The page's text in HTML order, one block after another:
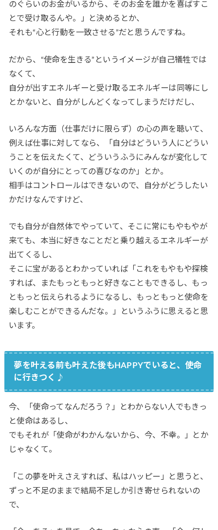
のぐらいのお金がいるから、そのお金を誰かを喜ばすこ
とで受け取るんや。」と決めるとか、
それも“心と行動を一致させる”だと思うんですね。
だから、“使命を生きる”というイメージが自己犠牲では
なくて、
自分が出すエネルギーと受け取るエネルギーは同等にし
とかないと、自分がしんどくなってしまうだけだし、
いろんな方面（仕事だけに限らず）の心の声を聴いて、
例えば仕事に対してなら、「自分はどういう人にどうい
うことを伝えたくて、どういうふうにみんなが変化して
いくのが自分にとっての喜びなのか」とか。
相手はコントロールはできないので、自分がどうしたい
かだけなんですけど、
でも自分が自然体でやっていて、そこに常にもやもやが
来ても、本当に好きなことだと乗り越えるエネルギーが
出てくるし、
そこに宝があるとわかっていれば「これをもやもや探検
すれば、またもっともっと好きなこともできるし、もっ
ともっと伝えられるようになるし、もっともっと使命を
楽しむことができるんだな。」というふうに思えると思
います。
夢を叶える前も叶えた後もHAPPYでいると、使命
に行きつく♪
今、「使命ってなんだろう？」とわからない人でもきっ
と使命はあるし、
でもそれが「使命がわかんないから、今、不幸。」とか
じゃなくて。
「この夢を叶えさえすれば、私はハッピー」と思うと、
ずっと不足のままで結局不足しか引き寄せられないの
で、